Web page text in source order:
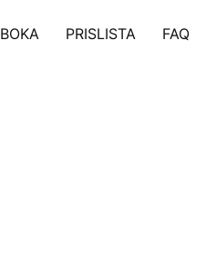
BOKA PRISLISTA FAQ